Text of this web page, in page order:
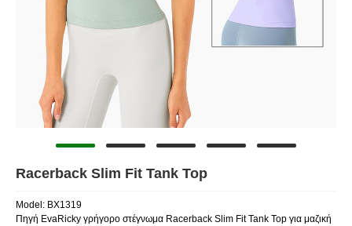
Racerback Slim Fit Tank Top
Model: BX1319
Πηγή EvaRicky γρήγορο στέγνωμα Racerback Slim Fit Tank Top για μαζική